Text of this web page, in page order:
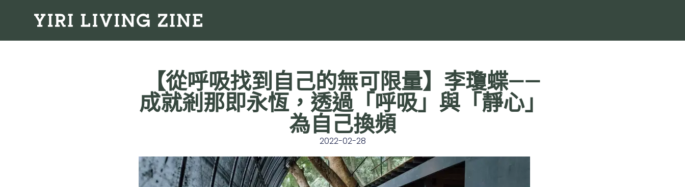
【從呼吸找到自己的無可限量】李瓊蝶——
成就剎那即永恆，透過「呼吸」與「靜心」
為自己換頻
2022-02-28